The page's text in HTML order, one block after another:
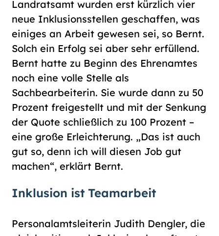
Landratsamt wurden erst kürzlich vier
neue Inklusionsstellen geschaffen, was
einiges an Arbeit gewesen sei, so Bernt.
Solch ein Erfolg sei aber sehr erfüllend.
Bernt hatte zu Beginn des Ehrenamtes
noch eine volle Stelle als
Sachbearbeiterin. Sie wurde dann zu 50
Prozent freigestellt und mit der Senkung
der Quote schließlich zu 100 Prozent –
eine große Erleichterung. „Das ist auch
gut so, denn ich will diesen Job gut
machen“, erklärt Bernt.
Inklusion ist Teamarbeit
Personalamtsleiterin Judith Dengler, die